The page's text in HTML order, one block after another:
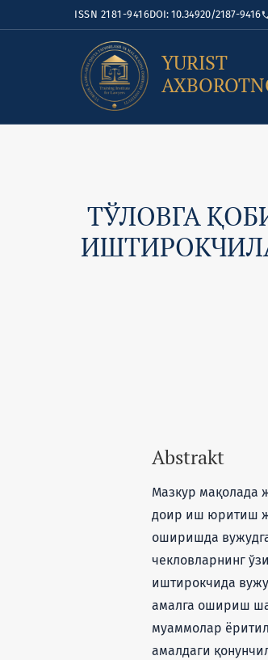
ISSN 2181-9416DOI: 10.34920/2187-9416
YURIST
ТЎЛОВГА
Abstrakt
Мазкур мақолада
доир иш юритиш
оширишда
чекловларнинг
иштирокчида
амалга ошириш
муаммолар
амалдаги